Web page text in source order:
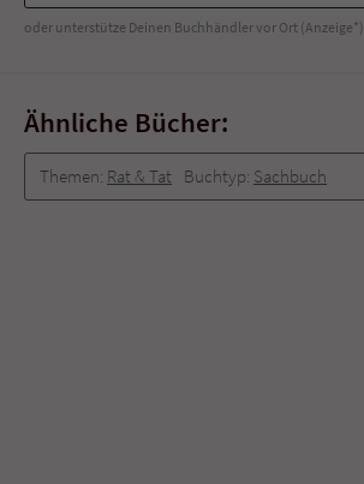
oder unterstütze Deinen Buchhändler vor Ort (Anzeige*)
Ähnliche Bücher:
Themen: Rat & Tat Buchtyp: Sachbuch